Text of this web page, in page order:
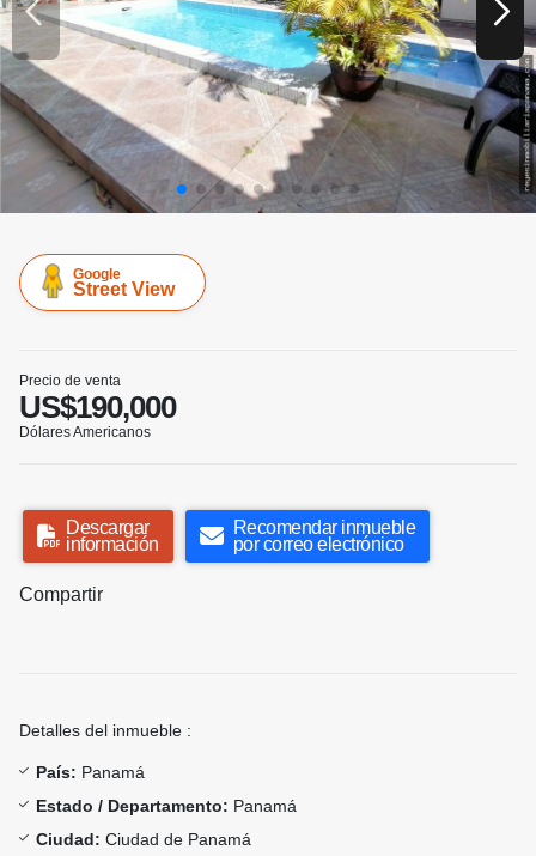
Google
Street View
Precio de venta
US$190,000
Dólares Americanos
Descargar
información
Recomendar inmueble
por correo electrónico
Compartir
Detalles del inmueble :
País: Panamá
Estado / Departamento: Panamá
Ciudad: Ciudad de Panamá